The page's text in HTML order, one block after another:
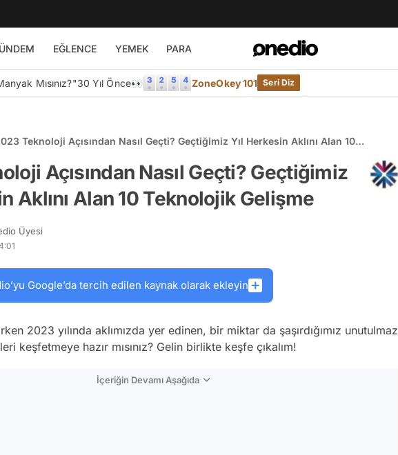
EĞLENCE YEMEK PARA
Mısınız?"30 Yıl Önce👀 ZoneOkey 101 Seri Diz
Teknoloji Açısından Nasıl Geçti? Geçtiğimiz Yıl Herkesin Aklını Alan 10
Açısından Nasıl Geçti? Geçtiğimiz
Aklını Alan 10 Teknolojik Gelişme
Üyesi
Google’da tercih edilen kaynak olarak ekleyin
2023 yılında aklımızda yer edinen, bir miktar da şaşırdığımız unutulmaz
keşfetmeye hazır mısınız? Gelin birlikte keşfe çıkalım!
İçeriğin Devamı Aşağıda